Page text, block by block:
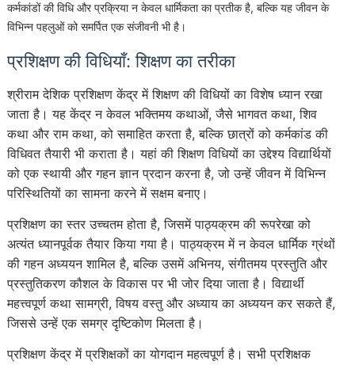
कर्मकांडों की विधि और प्रक्रिया न केवल धार्मिकता का प्रतीक है, बल्कि यह जीवन के
विभिन्न पहलुओं को समर्पित एक संजीवनी भी है।
प्रशिक्षण की विधियाँ: शिक्षण का तरीका
श्रीराम देशिक प्रशिक्षण केंद्र में शिक्षण की विधियों का विशेष ध्यान रखा
जाता है। यह केंद्र न केवल भक्तिमय कथाओं, जैसे भागवत कथा, शिव
कथा और राम कथा, को समाहित करता है, बल्कि छात्रों को कर्मकांड की
विधिवत तैयारी भी कराता है। यहां की शिक्षण विधियों का उद्देश्य विद्यार्थियों
को एक स्थायी और गहन ज्ञान प्रदान करना है, जो उन्हें जीवन में विभिन्न
परिस्थितियों का सामना करने में सक्षम बनाए।
प्रशिक्षण का स्तर उच्चतम होता है, जिसमें पाठ्यक्रम की रूपरेखा को
अत्यंत ध्यानपूर्वक तैयार किया गया है। पाठ्यक्रम में न केवल धार्मिक ग्रंथों
की गहन अध्ययन शामिल है, बल्कि उसमें अभिनय, संगीतमय प्रस्तुति और
प्रस्तुतिकरण कौशल के विकास पर भी जोर दिया जाता है। विद्यार्थी
महत्त्वपूर्ण कथा सामग्री, विषय वस्तु और अध्याय का अध्ययन कर सकते हैं,
जिससे उन्हें एक समग्र दृष्टिकोण मिलता है।
प्रशिक्षण केंद्र में प्रशिक्षकों का योगदान महत्वपूर्ण है। सभी प्रशिक्षक